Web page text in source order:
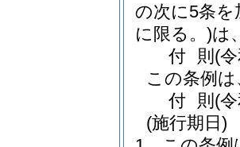
の次に5条を
に限る。)は
付 則 (
この条例
付 則 (
(施行期日)